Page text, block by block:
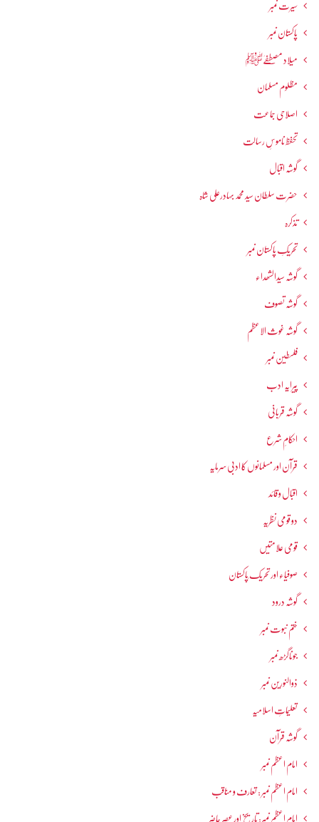
سیرت نمبر
پاکستان نمبر
میلاد مصطفےٰﷺ
مظلوم مسلمان
اصلاحی جماعت
تحفظ ناموسِ رسالت
گوشہ اقبال
حضرت سلطان سید محمد بہادرعلی شاہ
تذکرہ
تحریکِ پاکستان نمبر
گوشہ سیدالشھداء
گوشہ تصوف
گوشہ غوث الاعظم
فلسطین نمبر
پیرایہ ادب
گوشہ قربانی
احکامِ شرع
قرآن اور مسلمانوں کا ادبی سرمایہ
اقبال و قائد
دو قومی نظریہ
قومی علامتیں
صوفیاء اور تحریک ِپاکستان
گوشہ درود
ختم نبوت نمبر
جوناگڑھ نمبر
ذوالنورین نمبر
تعلیماتِ اسلامیہ
گوشہ قرآن
امام اعظم نمبر
امام اعظم نمبر : تعارف و مناقب
امام اعظم نمبر: تاریخ اور عصرِ حاضر